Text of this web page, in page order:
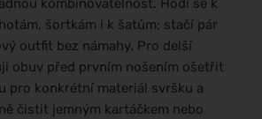
kombinovatelnost. Hodí se k
šortkám i k šatům; stačí pár
outfit bez námahy. Pro delší
obuv před prvním nošením ošetřit
pro konkrétní materiál svršku a
čistit jemným kartáčkem nebo